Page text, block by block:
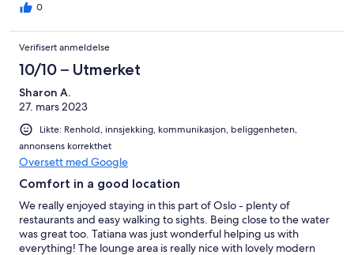
the driver. Perfect!
0
Verifisert anmeldelse
10/10 – Utmerket
Sharon A.
27. mars 2023
Likte: Renhold, innsjekking, kommunikasjon, beliggenheten,
annonsens korrekthet
Oversett med Google
Comfort in a good location
We really enjoyed staying in this part of Oslo - plenty of
restaurants and easy walking to sights. Being close to the water
was great too. Tatiana was just wonderful helping us with
everything! The lounge area is really nice with lovely modern